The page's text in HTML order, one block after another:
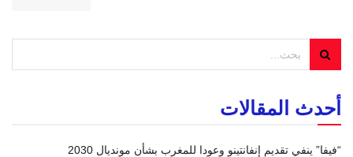
أحدث المقالات
“فيفا” ينفي تقديم إنفانتينو وعودا للمغرب بشأن مونديال 2030